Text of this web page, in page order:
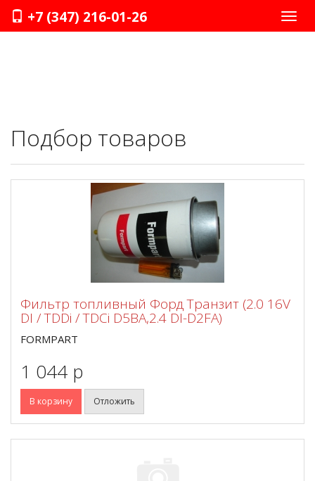
+7 (347) 216-01-26
Подбор товаров
Фильтр топливный Форд Транзит (2.0 16V
DI / TDDi / TDCi D5BA,2.4 DI-D2FA)
FORMPART
1 044 p
В корзину Отложить